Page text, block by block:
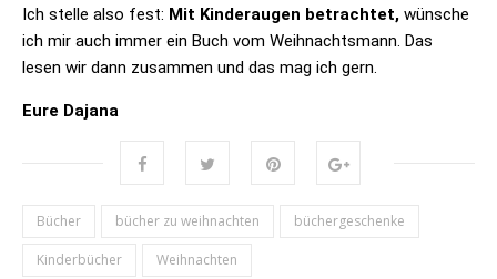
Ich stelle also fest: Mit Kinderaugen betrachtet, wünsche
ich mir auch immer ein Buch vom Weihnachtsmann. Das
lesen wir dann zusammen und das mag ich gern.
Eure Dajana
Bücher bücher zu weihnachten büchergeschenke
Kinderbücher Weihnachten